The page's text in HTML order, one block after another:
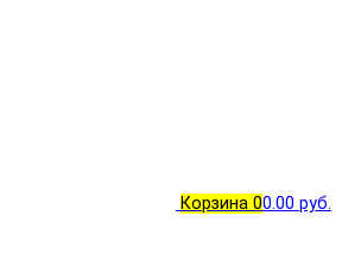
Корзина 00.00 руб.